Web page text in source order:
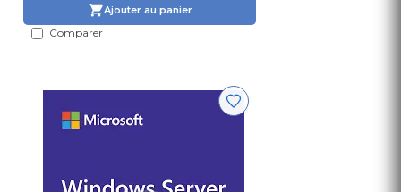
Ajouter au panier
Comparer